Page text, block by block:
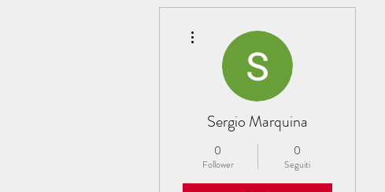
Sergio Marquina
0
Follower
0
Seguiti